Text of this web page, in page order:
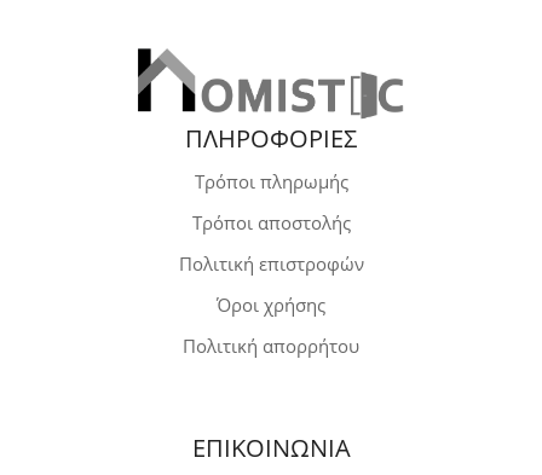
ΠΛΗΡΟΦΟΡΙΕΣ
Τρόποι πληρωμής
Τρόποι αποστολής
Πολιτική επιστροφών
Όροι χρήσης
Πολιτική απορρήτου
ΕΠΙΚΟΙΝΩΝΙΑ